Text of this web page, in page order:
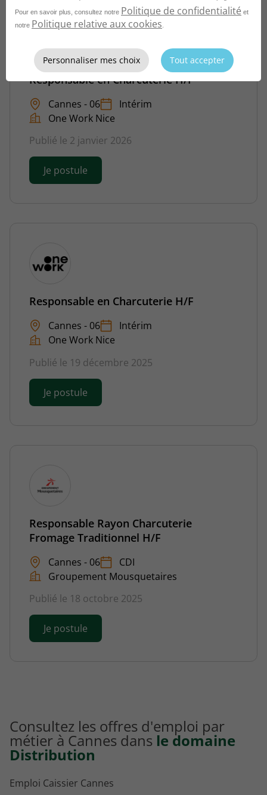
Responsable en Charcuterie H/F
Cannes - 06
Intérim
One Work Nice
Publié le 2 janvier 2026
Je postule
Responsable en Charcuterie H/F
Cannes - 06
Intérim
One Work Nice
Publié le 19 décembre 2025
Je postule
Responsable Rayon Charcuterie
Fromage Traditionnel H/F
Cannes - 06
CDI
Groupement Mousquetaires
Publié le 18 octobre 2025
Je postule
Consultez les offres d'emploi par
métier à Cannes dans le domaine
Distribution
Emploi Caissier Cannes
Pour en savoir plus, consultez notre Politique de confidentialité et
notre Politique relative aux cookies
Personnaliser mes choix Tout accepter